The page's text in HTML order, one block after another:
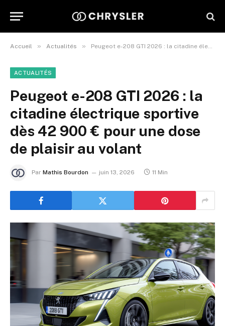
Accueil » Actualités » Peugeot e-208 GTI 2026 : la citadine électrique sportive dès 42 900 € pour une dose de plaisir au volant
ACTUALITÉS
Peugeot e-208 GTI 2026 : la
citadine électrique sportive
dès 42 900 € pour une dose
de plaisir au volant
Par Mathis Bourdon juin 13, 2026 11 Min